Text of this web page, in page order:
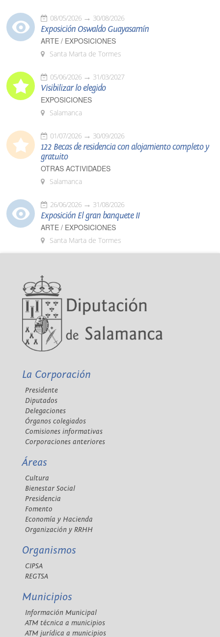
08/05/2026 30/08/2026
Exposición Oswaldo Guayasamín
ARTE / EXPOSICIONES
Santa Marta de Tormes
05/06/2026 31/03/2027
Visibilizar lo elegido
EXPOSICIONES
Salamanca
01/07/2026 30/09/2026
122 Becas de residencia con alojamiento completo y
gratuito
OTRAS ACTIVIDADES
Salamanca
26/06/2026 31/08/2026
Exposición El gran banquete II
ARTE / EXPOSICIONES
Santa Marta de Tormes
La Corporación
Presidente
Diputados
Delegaciones
Órganos colegiados
Comisiones informativas
Corporaciones anteriores
Áreas
Cultura
Bienestar Social
Presidencia
Fomento
Economía y Hacienda
Organización y RRHH
Organismos
CIPSA
REGTSA
Municipios
Información Municipal
ATM técnica a municipios
ATM jurídica a municipios